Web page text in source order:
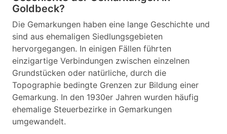
Goldbeck?
Die Gemarkungen haben eine lange Geschichte und
sind aus ehemaligen Siedlungsgebieten
hervorgegangen. In einigen Fällen führten
einzigartige Verbindungen zwischen einzelnen
Grundstücken oder natürliche, durch die
Topographie bedingte Grenzen zur Bildung einer
Gemarkung. In den 1930er Jahren wurden häufig
ehemalige Steuerbezirke in Gemarkungen
umgewandelt.